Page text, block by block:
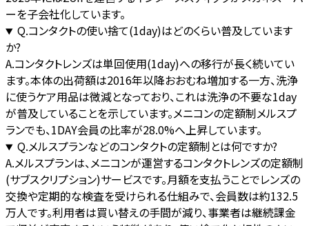
ーを子会社化しています。
Q.コンタクトの使い捨て(1day)はどのくらい普及しています
か?
A.コンタクトレンズは単回使用(1day)への移行が長く続いてい
ます。本体の出荷額は2016年以降おおむね増加する一方、洗浄
に使うケア用品は微減となっており、これは洗浄の不要な1day
が普及していることを示しています。メニコンの定額制メルスプ
ランでも、1DAY会員の比率が28.0%へ上昇しています。
Q.メルスプランなどのコンタクトの定額制とは何ですか?
A.メルスプランは、メニコンが運営するコンタクトレンズの定額制
(サブスクリプション)サービスです。月額を支払うことでレンズの
交換や定期的な検査を受けられる仕組みで、会員数は約132.5
万人です。利用者は買い替えの手間が減り、事業者は継続課金